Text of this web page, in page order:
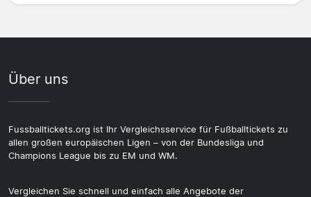
Über uns
Fussballtickets.org ist Ihr Vergleichsservice für Fußballtickets zu
allen großen europäischen Ligen – von der Bundesliga und
Champions League bis zu EM und WM.
Vergleichen Sie schnell und einfach alle Angebote der